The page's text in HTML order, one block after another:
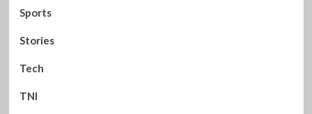
Sports
Stories
Tech
TNI